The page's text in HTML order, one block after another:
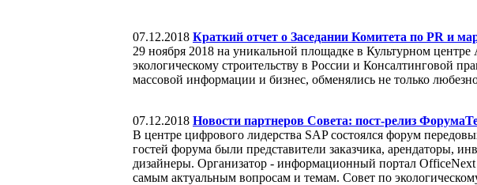
07.12.2018 Краткий отчет о Заседании Комитета по PR и
29 ноября 2018 на уникальной площадке в Культурном
экологическому строительству в России и Консалтинговой
массовой информации и бизнес, обменялись не только
07.12.2018 Новости партнеров Совета: пост-релиз
В центре цифрового лидерства SAP состоялся форум
гостей форума были представители заказчика, арендаторы,
дизайнеры. Организатор - информационный портал
самым актуальным вопросам и темам. Совет по